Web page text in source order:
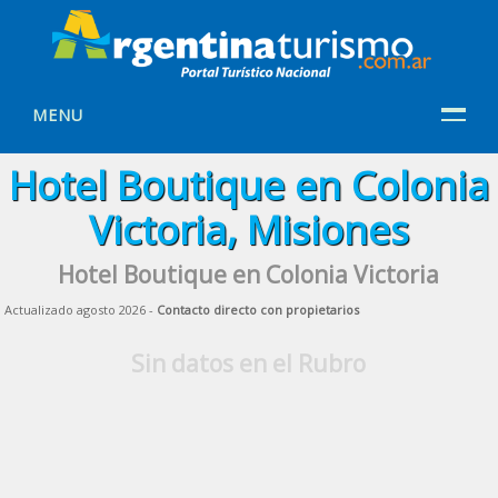
MENU
Hotel Boutique en Colonia
Victoria, Misiones
Hotel Boutique en Colonia Victoria
Actualizado agosto 2026 - Contacto directo con propietarios
Sin datos en el Rubro